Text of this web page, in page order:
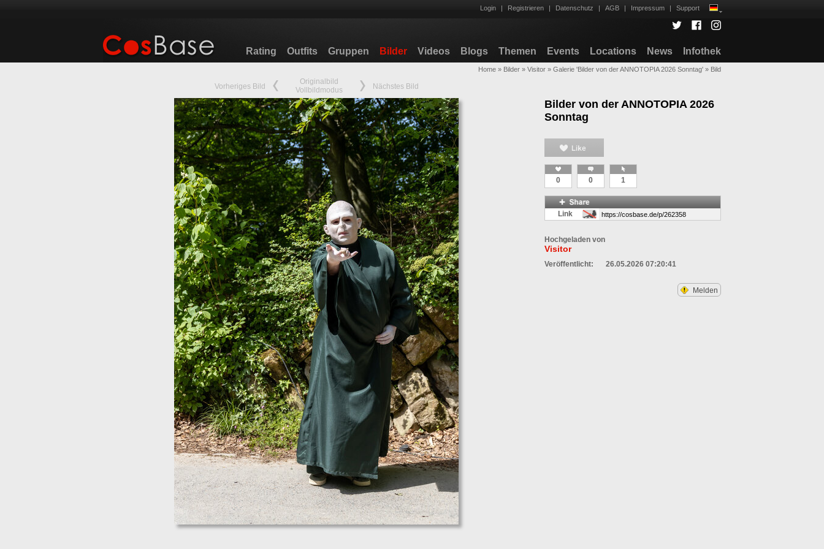
Login | Registrieren | Datenschutz | AGB | Impressum | Support
Rating Outfits Gruppen Bilder Videos Blogs Themen Events Locations News Infothek
Home » Bilder » Visitor » Galerie 'Bilder von der ANNOTOPIA 2026 Sonntag' » Bild
Bilder von der ANNOTOPIA 2026
Sonntag
0 0 1
Link
Hochgeladen von
Visitor
Veröffentlicht: 26.05.2026 07:20:41
Melden
Vorheriges Bild
Originalbild
Vollbildmodus
Nächstes Bild